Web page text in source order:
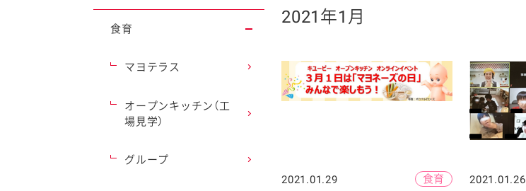
グループ各社の
お客様相談室 業務用商品
2021年1月
食育
2021.01.29 2021.01.26
食育
マヨテラス
オープンキッチン（工
場見学）
グループ